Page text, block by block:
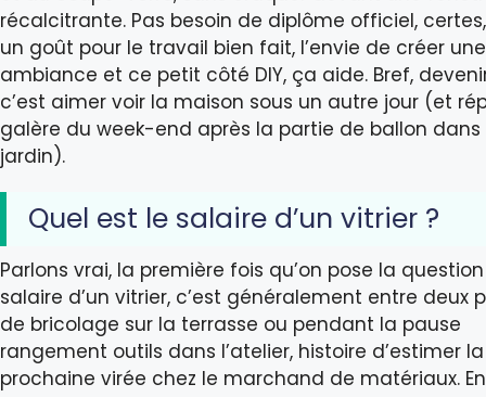
récalcitrante. Pas besoin de diplôme officiel,
un goût pour le travail bien fait, l’envie de créer une
ambiance et ce petit côté DIY, ça aide. Bref,
c’est aimer voir la maison sous un autre jour (et
galère du week-end après la partie de ballon dans
jardin).
Quel est le salaire d’un vitrier ?
Parlons vrai, la première fois qu’on pose la
salaire d’un vitrier, c’est généralement entre deux
de bricolage sur la terrasse ou pendant la pause
rangement outils dans l’atelier, histoire d’estimer la
prochaine virée chez le marchand de matériaux. En